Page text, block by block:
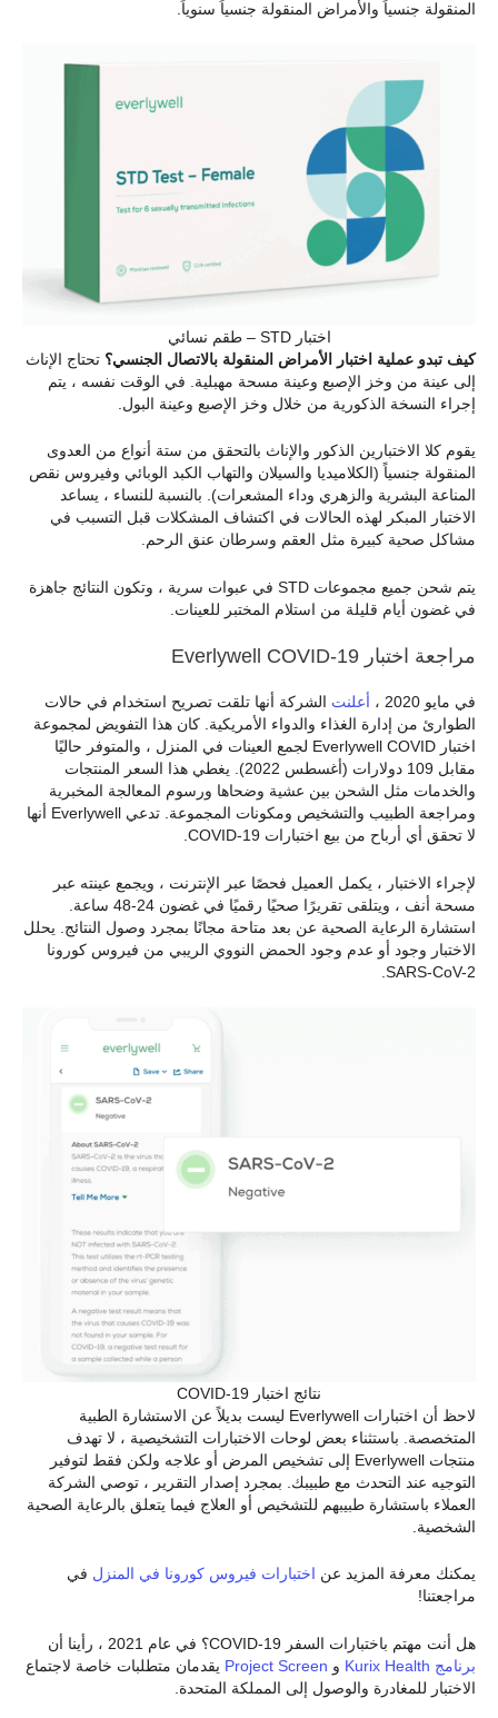
المنقولة جنسياً والأمراض المنقولة جنسياً سنوياً.
اختبار STD – طقم نسائي
كيف تبدو عملية اختبار الأمراض المنقولة بالاتصال الجنسي؟ تحتاج الإناث
إلى عينة من وخز الإصبع وعينة مسحة مهبلية. في الوقت نفسه ، يتم
إجراء النسخة الذكورية من خلال وخز الإصبع وعينة البول.
يقوم كلا الاختبارين الذكور والإناث بالتحقق من ستة أنواع من العدوى
المنقولة جنسياً (الكلاميديا والسيلان والتهاب الكبد الوبائي وفيروس نقص
المناعة البشرية والزهري وداء المشعرات). بالنسبة للنساء ، يساعد
الاختبار المبكر لهذه الحالات في اكتشاف المشكلات قبل التسبب في
مشاكل صحية كبيرة مثل العقم وسرطان عنق الرحم.
يتم شحن جميع مجموعات STD في عبوات سرية ، وتكون النتائج جاهزة
في غضون أيام قليلة من استلام المختبر للعينات.
مراجعة اختبار Everlywell COVID-19
في مايو 2020 ، أعلنت الشركة أنها تلقت تصريح استخدام في حالات
الطوارئ من إدارة الغذاء والدواء الأمريكية. كان هذا التفويض لمجموعة
اختبار Everlywell COVID لجمع العينات في المنزل ، والمتوفر حاليًا
مقابل 109 دولارات (أغسطس 2022). يغطي هذا السعر المنتجات
والخدمات مثل الشحن بين عشية وضحاها ورسوم المعالجة المخبرية
ومراجعة الطبيب والتشخيص ومكونات المجموعة. تدعي Everlywell أنها
لا تحقق أي أرباح من بيع اختبارات COVID-19.
لإجراء الاختبار ، يكمل العميل فحصًا عبر الإنترنت ، ويجمع عينته عبر
مسحة أنف ، ويتلقى تقريرًا صحيًا رقميًا في غضون 24-48 ساعة.
استشارة الرعاية الصحية عن بعد متاحة مجانًا بمجرد وصول النتائج. يحلل
الاختبار وجود أو عدم وجود الحمض النووي الريبي من فيروس كورونا
SARS-CoV-2.
نتائج اختبار COVID-19
لاحظ أن اختبارات Everlywell ليست بديلاً عن الاستشارة الطبية
المتخصصة. باستثناء بعض لوحات الاختبارات التشخيصية ، لا تهدف
منتجات Everlywell إلى تشخيص المرض أو علاجه ولكن فقط لتوفير
التوجيه عند التحدث مع طبيبك. بمجرد إصدار التقرير ، توصي الشركة
العملاء باستشارة طبيبهم للتشخيص أو العلاج فيما يتعلق بالرعاية الصحية
الشخصية.
يمكنك معرفة المزيد عن اختبارات فيروس كورونا في المنزل في
مراجعتنا!
هل أنت مهتم باختبارات السفر COVID-19؟ في عام 2021 ، رأينا أن
برنامج Kurix Health
و Project Screen يقدمان متطلبات خاصة لاجتماع
الاختبار للمغادرة والوصول إلى المملكة المتحدة.